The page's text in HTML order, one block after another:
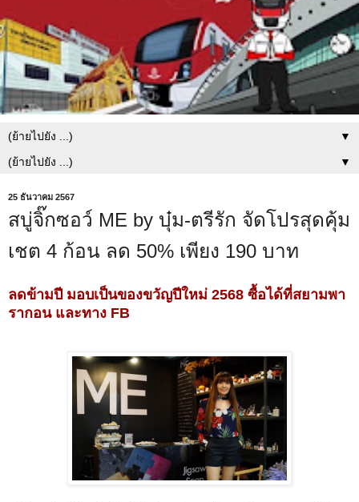
▼
▼
25 ธันวาคม 2567
สบู่จิ๊กซอว์ ME by บุ๋ม-ตรีรัก จัดโปรสุดคุ้ม
เชต 4 ก้อน ลด 50% เพียง 190 บาท
ลดข้ามปี มอบเป็นของขวัญปีใหม่ 2568 ซื้อได้ที่สยามพา
รากอน และทาง FB